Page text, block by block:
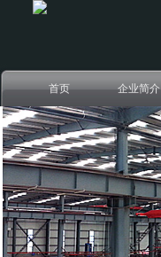
首页 企业简介
对外加工